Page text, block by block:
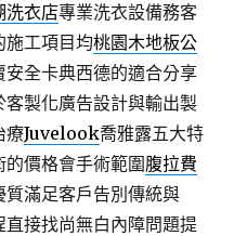
洗衣店專業洗衣設備務客
施工項目均桃園木地板公
全卡典西德的適合分享
客製化廣告設計與輸出製
療Juvelook喬雅露五大特
價格會手術範圍腹拉費
滿足客戶告別傳統與
直接找尚無白內障問題提